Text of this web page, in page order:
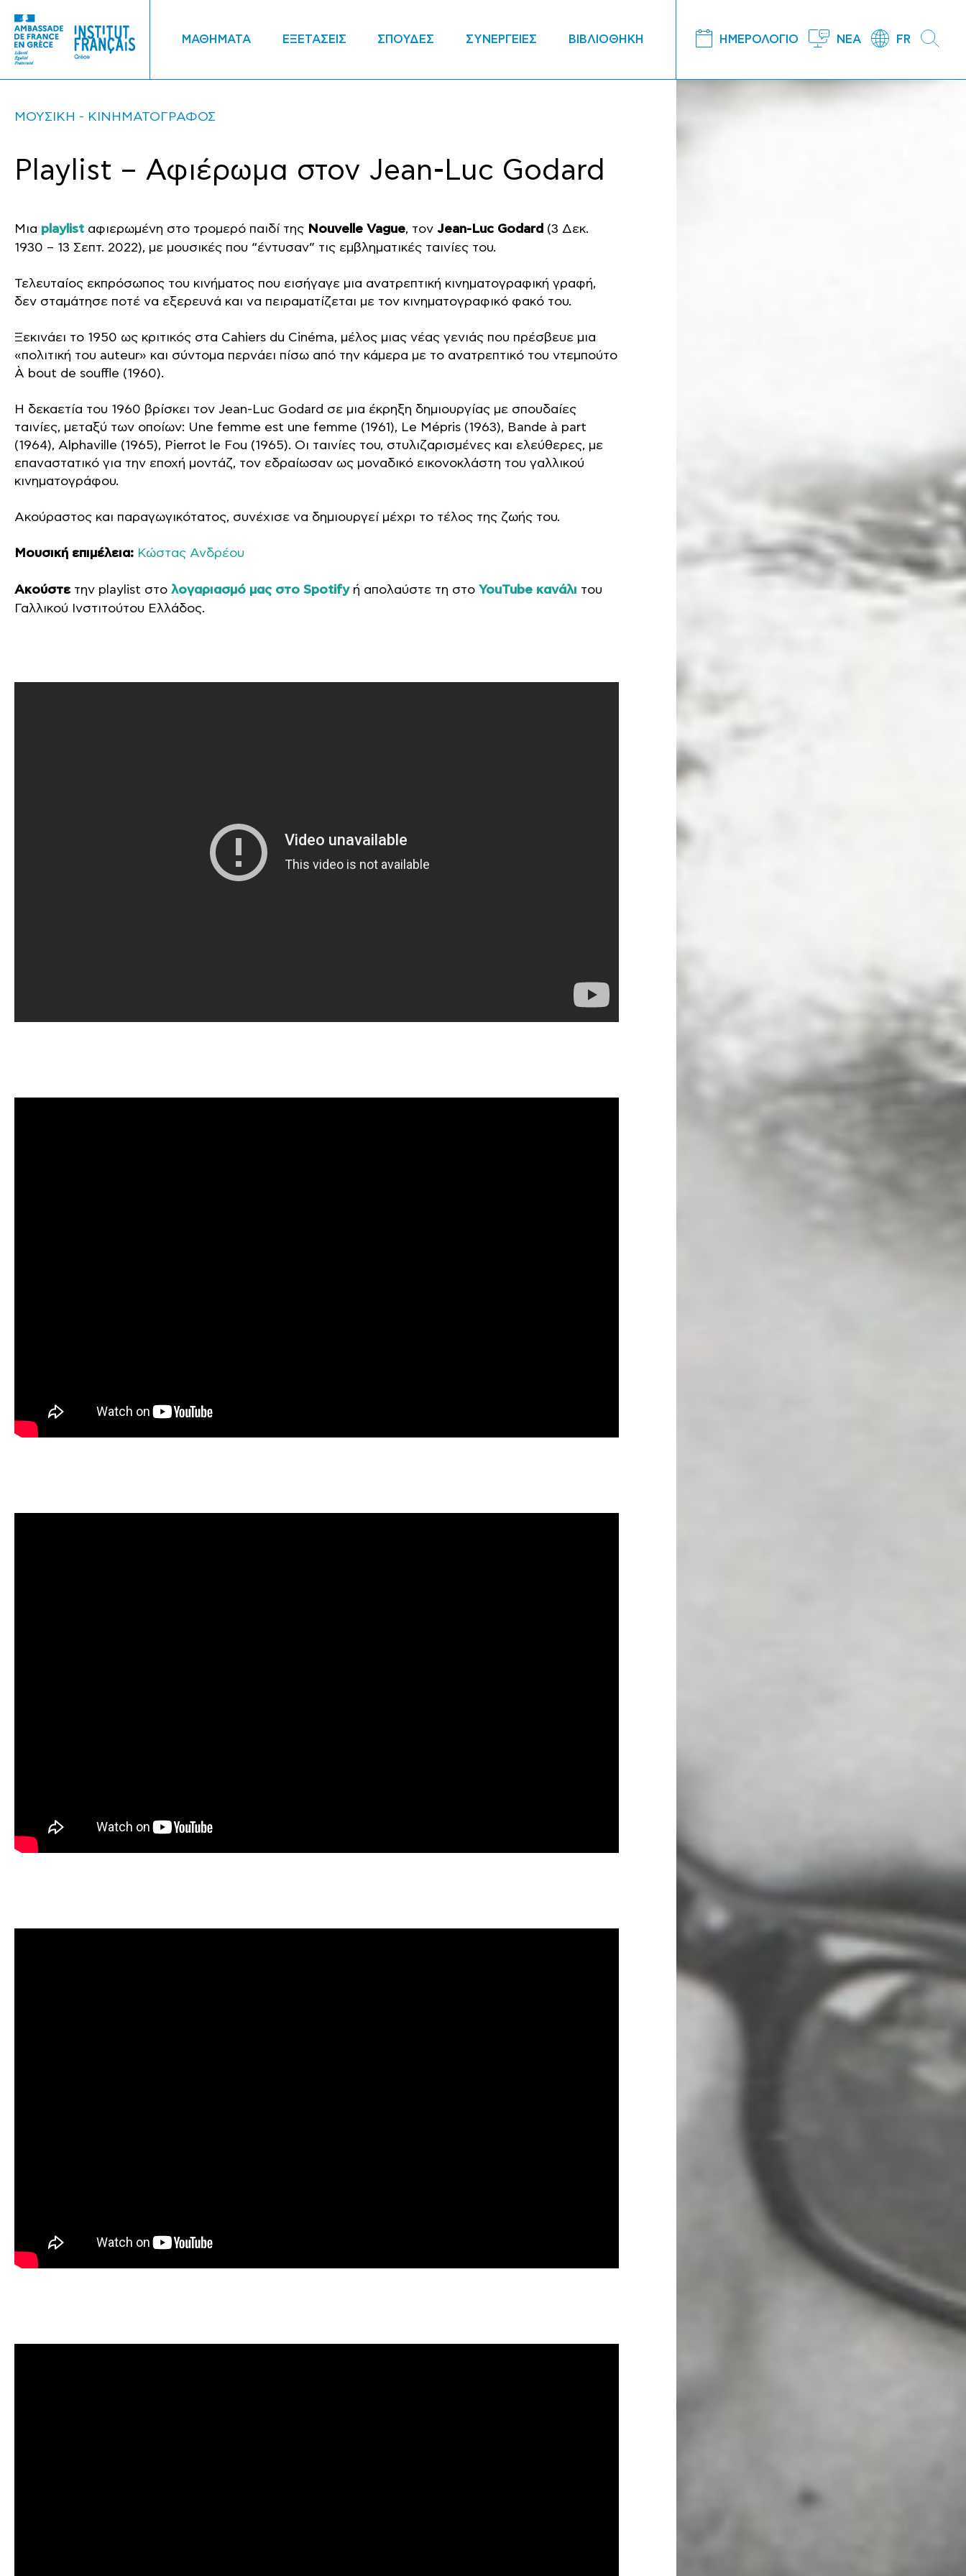
ΜΑΘΗΜΑΤΑ ΕΞΕΤΑΣΕΙΣ ΣΠΟΥΔΕΣ ΣΥΝΕΡΓΕΙΕΣ ΒΙΒΛΙΟΘΗΚΗ ΗΜΕΡΟΛΟΓΙΟ ΝΕΑ FR
ΜΟΥΣΙΚΗ ΚΙΝΗΜΑΤΟΓΡΑΦΟΣ
Playlist – Αφιέρωμα στον Jean-Luc Godard
Μια playlist αφιερωμένη στο τρομερό παιδί της Nouvelle Vague, τον Jean-Luc Godard (3 Δεκ.
1930 – 13 Σεπτ. 2022), με μουσικές που “έντυσαν” τις εμβληματικές ταινίες του.
Τελευταίος εκπρόσωπος του κινήματος που εισήγαγε μια ανατρεπτική κινηματογραφική γραφή,
δεν σταμάτησε ποτέ να εξερευνά και να πειραματίζεται με τον κινηματογραφικό φακό του.
Ξεκινάει το 1950 ως κριτικός στα Cahiers du Cinéma, μέλος μιας νέας γενιάς που πρέσβευε μια
«πολιτική του auteur» και σύντομα περνάει πίσω από την κάμερα με το ανατρεπτικό του ντεμπούτο
À bout de souffle (1960).
Η δεκαετία του 1960 βρίσκει τον Jean-Luc Godard σε μια έκρηξη δημιουργίας με σπουδαίες
ταινίες, μεταξύ των οποίων: Une femme est une femme (1961), Le Mépris (1963), Bande à part
(1964), Alphaville (1965), Pierrot le Fou (1965). Οι ταινίες του, στυλιζαρισμένες και ελεύθερες, με
επαναστατικό για την εποχή μοντάζ, τον εδραίωσαν ως μοναδικό εικονοκλάστη του γαλλικού
κινηματογράφου.
Ακούραστος και παραγωγικότατος, συνέχισε να δημιουργεί μέχρι το τέλος της ζωής του.
Μουσική επιμέλεια: Κώστας Ανδρέου
Ακούστετην playlist στο λογαριασμό μας στο Spotifyή απολαύστε τη στο YouTube κανάλι του
Γαλλικού Ινστιτούτου Ελλάδος.